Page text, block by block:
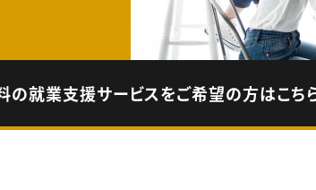
の就業支援サービスをご希望の方はこち